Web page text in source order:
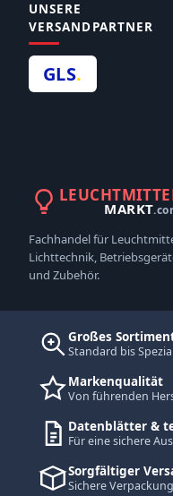
UNSERE
VERSANDPARTNER
GLS.
MARKT
Fachhandel für
Lichttechnik,
und Zubehör.
Großes
Standard bis
Markenqualität
Von führenden
Datenblätter &
Für eine sichere
Sorgfältiger
Sichere Verpackung